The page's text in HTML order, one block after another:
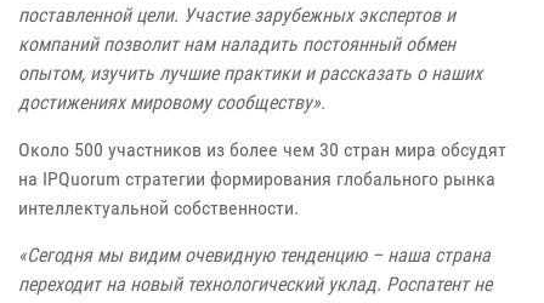
поставленной цели. Участие зарубежных экспертов и
компаний позволит нам наладить постоянный обмен
опытом, изучить лучшие практики и рассказать о наших
достижениях мировому сообществу».
Около 500 участников из более чем 30 стран мира обсудят
на IPQuorum стратегии формирования глобального рынка
интеллектуальной собственности.
«Сегодня мы видим очевидную тенденцию – наша страна
переходит на новый технологический уклад. Роспатент не